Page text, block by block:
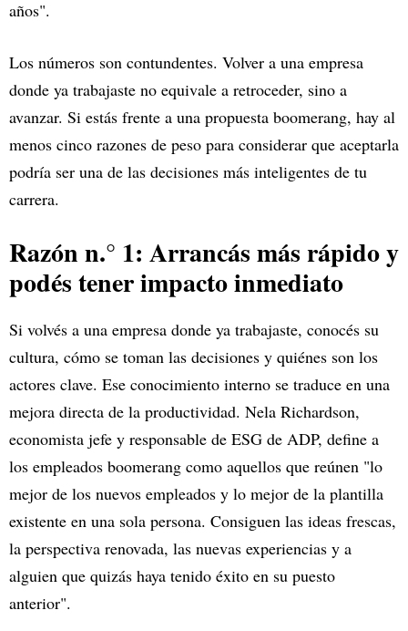
años".
Los números son contundentes. Volver a una empresa
donde ya trabajaste no equivale a retroceder, sino a
avanzar. Si estás frente a una propuesta boomerang, hay al
menos cinco razones de peso para considerar que aceptarla
podría ser una de las decisiones más inteligentes de tu
carrera.
Razón n.° 1: Arrancás más rápido y
podés tener impacto inmediato
Si volvés a una empresa donde ya trabajaste, conocés su
cultura, cómo se toman las decisiones y quiénes son los
actores clave. Ese conocimiento interno se traduce en una
mejora directa de la productividad. Nela Richardson,
economista jefe y responsable de ESG de ADP, define a
los empleados boomerang como aquellos que reúnen "lo
mejor de los nuevos empleados y lo mejor de la plantilla
existente en una sola persona. Consiguen las ideas frescas,
la perspectiva renovada, las nuevas experiencias y a
alguien que quizás haya tenido éxito en su puesto
anterior".